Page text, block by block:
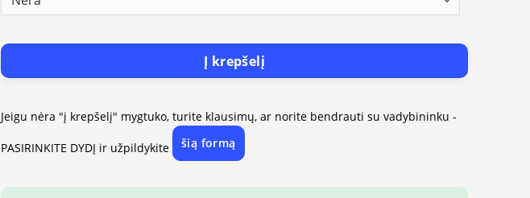
Į krepšelį
Jeigu nėra "į krepšelį" mygtuko, turite klausimų, ar norite bendrauti su vadybininku -
PASIRINKITE DYDĮ ir užpildykite šią formą